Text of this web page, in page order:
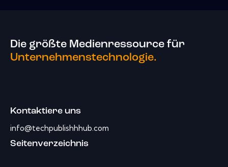
Die größte Medienressource für
Unternehmenstechnologie.
Kontaktiere uns
info@techpublishhhub.com
Seitenverzeichnis